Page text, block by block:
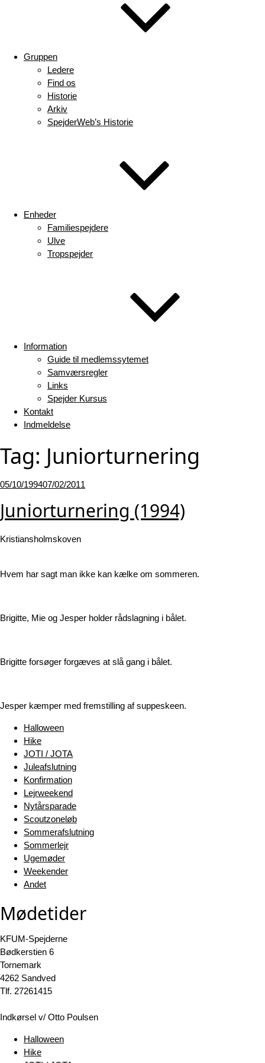
Gruppen
Ledere
Find os
Historie
Arkiv
SpejderWeb’s Historie
Enheder
Familiespejdere
Ulve
Tropspejder
Information
Guide til medlemssytemet
Samværsregler
Links
Spejder Kursus
Kontakt
Indmeldelse
Tag: Juniorturnering
Udgivet
05/10/199407/02/2011
Juniorturnering (1994)
Kristiansholmskoven
Hvem har sagt man ikke kan kælke om sommeren.
Brigitte, Mie og Jesper holder rådslagning i bålet.
Brigitte forsøger forgæves at slå gang i bålet.
Jesper kæmper med fremstilling af suppeskeen.
Halloween
Hike
JOTI / JOTA
Juleafslutning
Konfirmation
Lejrweekend
Nytårsparade
Scoutzoneløb
Sommerafslutning
Sommerlejr
Ugemøder
Weekender
Andet
Mødetider
KFUM-Spejderne
Bødkerstien 6
Tornemark
4262 Sandved
Tlf. 27261415
Indkørsel v/ Otto Poulsen
Halloween
Hike